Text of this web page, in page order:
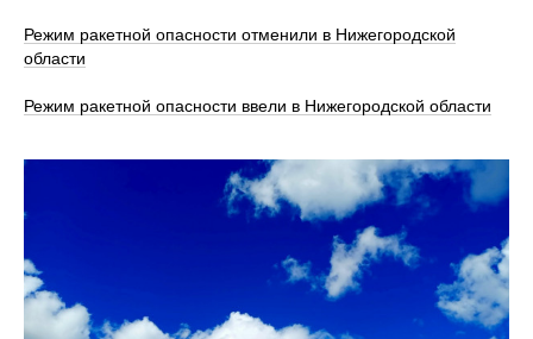
Режим ракетной опасности отменили в Нижегородской
области
Режим ракетной опасности ввели в Нижегородской области